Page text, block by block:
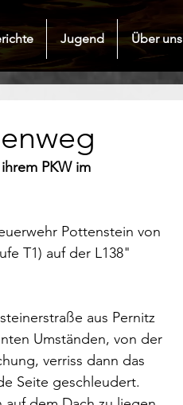
Jugend Über uns
PKW im
Pottenstein von
T1) auf der L138"
aus Pernitz
Umständen, von der
verriss dann das
Seite geschleudert.